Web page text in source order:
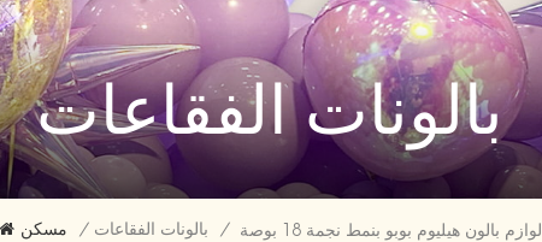
بالونات الفقاعات
مسكن / بالونات الفقاعات / لوازم بالون هيليوم بوبو بنمط نجمة 18 بوصة